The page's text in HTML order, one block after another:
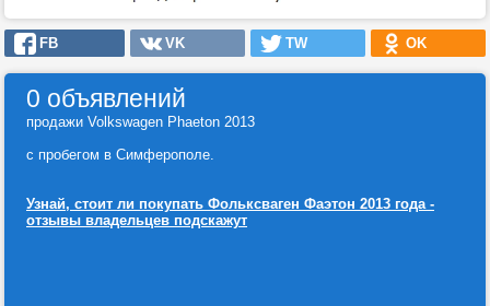
FB VK TW OK
0 объявлений
продажи Volkswagen Phaeton 2013
с пробегом в Симферополе.
Узнай, стоит ли покупать Фольксваген Фаэтон 2013 года -
отзывы владельцев подскажут